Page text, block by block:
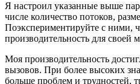
Я настроил указанные выше
числе количество потоков,
Поэкспериментируйте с ними,
производительность для
Моя производительность
вызовов. При более высоких
больше проблем и трудностей,